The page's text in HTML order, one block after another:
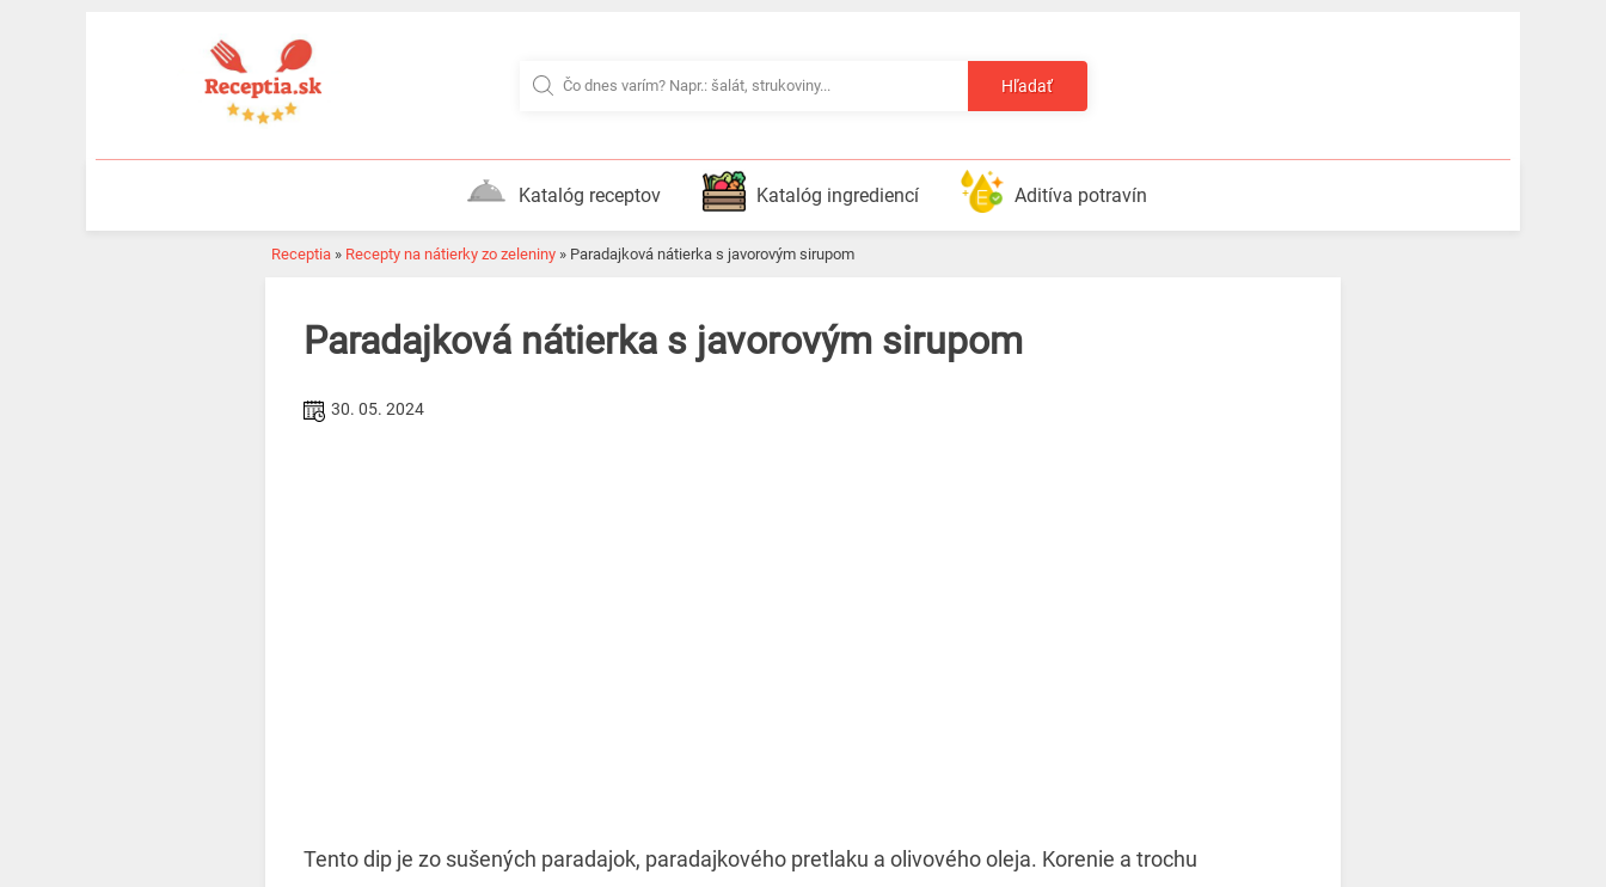
Hľadať
Katalóg receptov Katalóg ingrediencí Aditíva potravín
Receptia » Recepty na nátierky zo zeleniny » Paradajková nátierka s javorovým sirupom
Paradajková nátierka s javorovým sirupom
30. 05. 2024
Tento dip je zo sušených paradajok, paradajkového pretlaku a olivového oleja. Korenie a trochu